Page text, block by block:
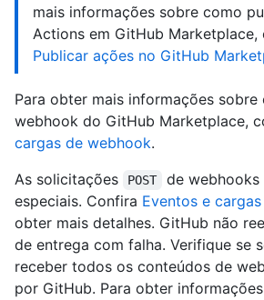
mais informações sobre como
Actions em GitHub Marketplace,
Publicar ações no GitHub
Para obter mais informações
webhook do GitHub Marketplace,
cargas de webhook.
As solicitações
POST
de
especiais. Confira Eventos e
obter mais detalhes. GitHub não
de entrega com falha. Verifique se
receber todos os conteúdos de
por GitHub. Para obter